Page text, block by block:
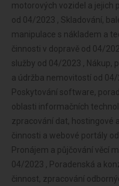
motorových vozidel a jejich
od 04/2023 , Skladování,
manipulace s nákladem a
činnosti v dopravě od 04/
služby od 04/2023 , Nákup,
a údržba nemovitostí od 04/
Poskytování software,
oblasti informačních
zpracování dat, hostingové
činnosti a webové portály
Pronájem a půjčování věcí
04/2023 , Poradenská a
činnost, zpracování